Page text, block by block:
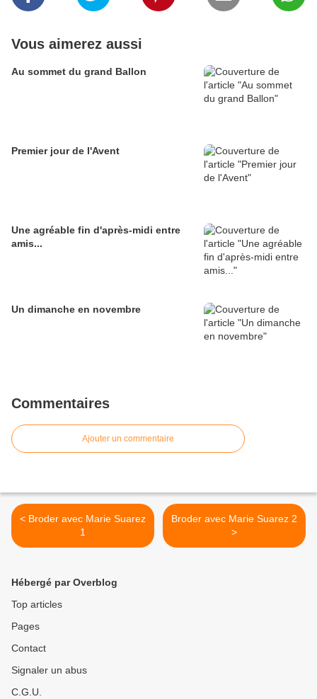
Vous aimerez aussi
Au sommet du grand Ballon
Premier jour de l'Avent
Une agréable fin d'après-midi entre
amis...
Un dimanche en novembre
Commentaires
Ajouter un commentaire
< Broder avec Marie Suarez
1
Broder avec Marie Suarez 2
>
Hébergé par Overblog
Top articles
Pages
Contact
Signaler un abus
C.G.U.